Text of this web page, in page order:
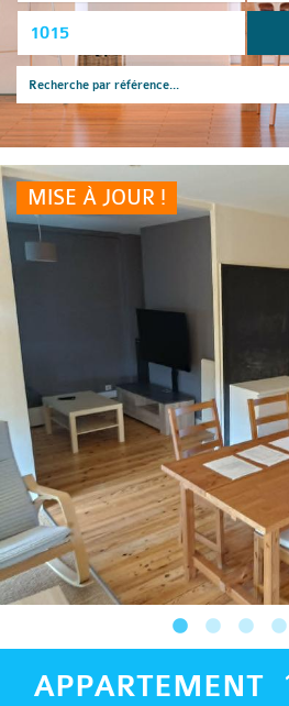
MISE À JOUR !
APPARTEMENT